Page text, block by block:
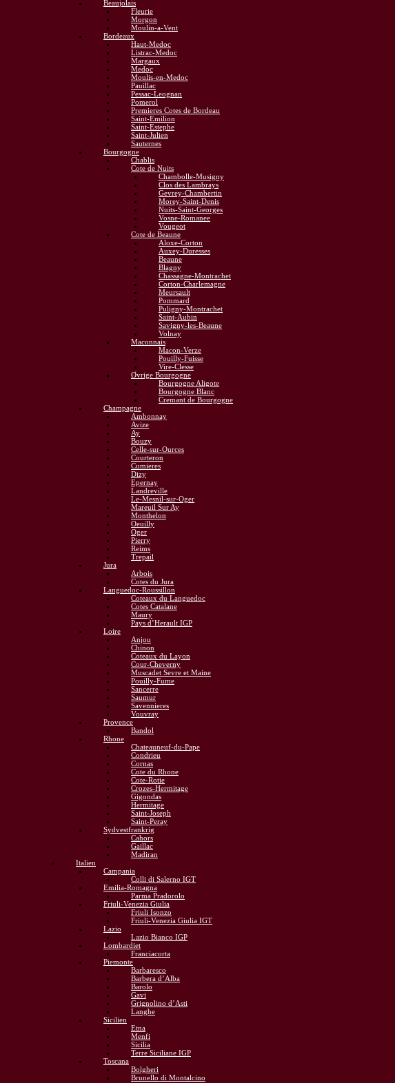
Beaujolais
Fleurie
Morgon
Moulin-a-Vent
Bordeaux
Haut-Medoc
Listrac-Medoc
Margaux
Medoc
Moulis-en-Medoc
Pauillac
Pessac-Leognan
Pomerol
Premieres Cotes de Bordeau
Saint-Emilion
Saint-Estephe
Saint-Julien
Sauternes
Bourgogne
Chablis
Cote de Nuits
Chambolle-Musigny
Clos des Lambrays
Gevrey-Chambertin
Morey-Saint-Denis
Nuits-Saint-Georges
Vosne-Romanee
Vougeot
Cote de Beaune
Aloxe-Corton
Auxey-Duresses
Beaune
Blagny
Chassagne-Montrachet
Corton-Charlemagne
Meursault
Pommard
Puligny-Montrachet
Saint-Aubin
Savigny-les-Beaune
Volnay
Maconnais
Macon-Verze
Pouilly-Fuisse
Vire-Clesse
Øvrige Bourgogne
Bourgogne Aligote
Bourgogne Blanc
Cremant de Bourgogne
Champagne
Ambonnay
Avize
Ay
Bouzy
Celle-sur-Ources
Courteron
Cumieres
Dizy
Epernay
Landreville
Le-Mesnil-sur-Oger
Mareuil Sur Ay
Monthelon
Oeuilly
Oger
Pierry
Reims
Trepail
Jura
Arbois
Cotes du Jura
Languedoc-Roussillon
Coteaux du Languedoc
Cotes Catalane
Maury
Pays d’Herault IGP
Loire
Anjou
Chinon
Coteaux du Layon
Cour-Cheverny
Muscadet Sevre et Maine
Pouilly-Fume
Sancerre
Saumur
Savennieres
Vouvray
Provence
Bandol
Rhone
Chateauneuf-du-Pape
Condrieu
Cornas
Cote du Rhone
Cote-Rotie
Crozes-Hermitage
Gigondas
Hermitage
Saint-Joseph
Saint-Peray
Sydvestfrankrig
Cahors
Gaillac
Madiran
Italien
Campania
Colli di Salerno IGT
Emilia-Romagna
Parma Pradorolo
Friuli-Venezia Giulia
Friuli Isonzo
Friuli-Venezia Giulia IGT
Lazio
Lazio Bianco IGP
Lombardiet
Franciacorta
Piemonte
Barbaresco
Barbera d’Alba
Barolo
Gavi
Grignolino d’Asti
Langhe
Sicilien
Etna
Menfi
Sicilia
Terre Siciliane IGP
Toscana
Bolgheri
Brunello di Montalcino